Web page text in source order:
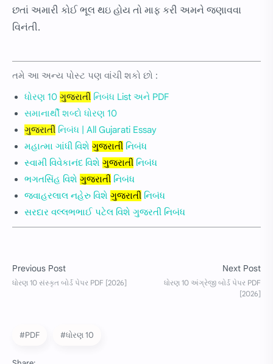
છતાં અમારી કોઈ ભૂલ થઇ હોય તો માફ કરી અમને જણાવવા
વિનંતી.
તમે આ અન્ય પોસ્ટ પણ વાંચી શકો છો :
ધોરણ 10 ગુજરાતી નિબંધ List અને PDF
સમાનાર્થી શબ્દો ધોરણ 10
ગુજરાતી નિબંધ | All Gujarati Essay
મહાત્મા ગાંધી વિશે ગુજરાતી નિબંધ
સ્વામી વિવેકાનંદ વિશે ગુજરાતી નિબંધ
ભગતસિંહ વિશે ગુજરાતી નિબંધ
જવાહરલાલ નહેરુ વિશે ગુજરાતી નિબંધ
સરદાર વલ્લભભાઈ પટેલ વિશે ગુજરતી નિબંધ
#PDF #ધોરણ 10